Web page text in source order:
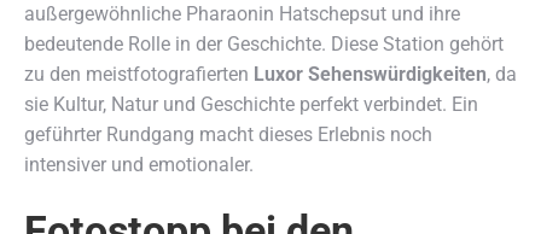
außergewöhnliche Pharaonin Hatschepsut und ihre
bedeutende Rolle in der Geschichte. Diese Station gehört
zu den meistfotografierten Luxor Sehenswürdigkeiten, da
sie Kultur, Natur und Geschichte perfekt verbindet. Ein
geführter Rundgang macht dieses Erlebnis noch
intensiver und emotionaler.